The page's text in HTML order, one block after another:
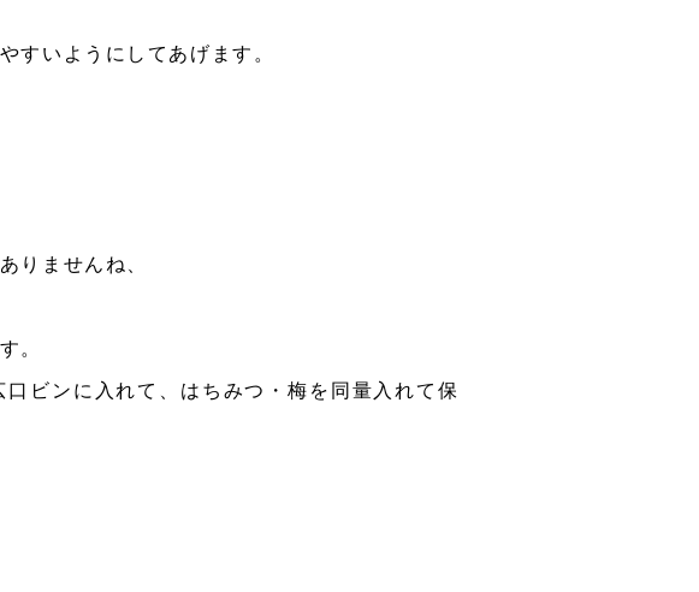
すいようにしてあげます。
りませんね、
。
ビンに入れて、はちみつ・梅を同量入れて保